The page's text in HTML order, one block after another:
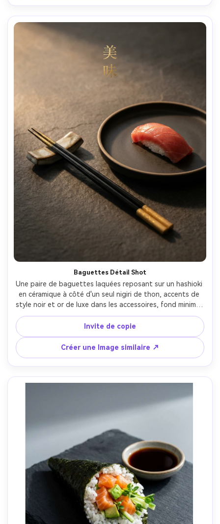
naturelles, haute résolution, mise au point nette- -ar 4:5
Baguettes Détail Shot
Une paire de baguettes laquées reposant sur un hashioki
en céramique à côté d'un seul nigiri de thon, accents de
style noir et or de luxe dans les accessoires, fond minimal,
nature morte éclairée latéralement, Panasonic S5II 85mm
f/2.0, crop serré avec un espace négatif au-dessus pour
les monogrammes en feuille d'or, ambiance sereine,
textures photoréalistes, ombres naturelles, haute
résolution, mise au point nette, éclairage
cinématographique doux-AR 4:5
Invite de copie
Créer une Image similaire ↗